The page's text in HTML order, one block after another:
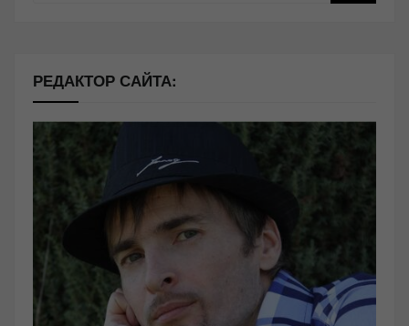
РЕДАКТОР САЙТА: